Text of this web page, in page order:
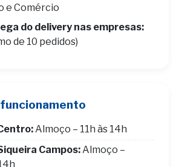
e Comércio
do delivery nas empresas:
de 10 pedidos)
Almoço – 11h às 14h
Campos:Almoço –